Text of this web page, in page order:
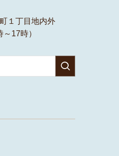
１丁目地内外
17時）